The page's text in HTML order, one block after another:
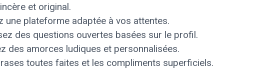
et original.
une plateforme adaptée à vos attentes.
des questions ouvertes basées sur le profil.
des amorces ludiques et personnalisées.
toutes faites et les compliments superficiels.